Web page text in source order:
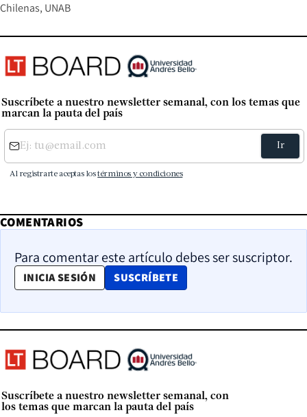
Chilenas UNAB
Suscríbete a nuestro newsletter semanal, con los temas que
marcan la pauta del país
COMENTARIOS
Para comentar este artículo debes ser suscriptor.
INICIA SESIÓN SUSCRÍBETE
OPENS IN NEW WINDOW
Suscríbete a nuestro newsletter semanal, con
los temas que marcan la pauta del país